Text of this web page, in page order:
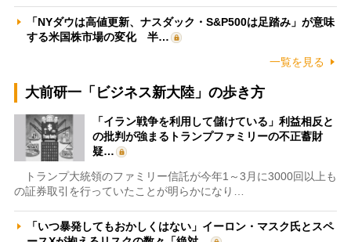
「NYダウは高値更新、ナスダック・S&P500は足踏み」が意味
する米国株市場の変化 半…
一覧を見る
大前研一「ビジネス新大陸」の歩き方
「イラン戦争を利用して儲けている」利益相反と
の批判が強まるトランプファミリーの不正蓄財
疑…
トランプ大統領のファミリー信託が今年1～3月に3000回以上も
の証券取引を行っていたことが明らかになり…
「いつ暴発してもおかしくはない」イーロン・マスク氏とスペ